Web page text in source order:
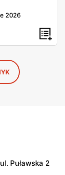
2026
Puławska 2